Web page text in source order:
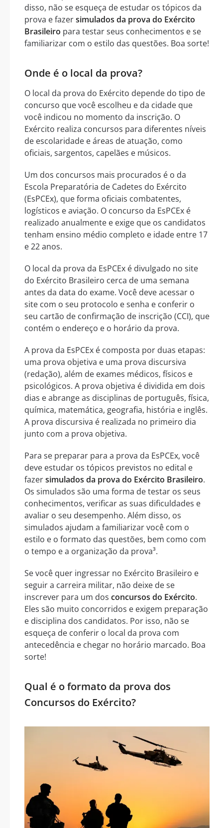
disso, não se esqueça de estudar os tópicos da
prova e fazersimulados da prova do Exército
Brasileiro para testar seus conhecimentos e se
familiarizar com o estilo das questões. Boa sorte!
Onde é o local da prova?
O local da prova do Exército depende do tipo de
concurso que você escolheu e da cidade que
você indicou no momento da inscrição. O
Exército realiza concursos para diferentes níveis
de escolaridade e áreas de atuação, como
oficiais, sargentos, capelães e músicos.
Um dos concursos mais procurados é o da
Escola Preparatória de Cadetes do Exército
(EsPCEx), que forma oficiais combatentes,
logísticos e aviação. O concurso da EsPCEx é
realizado anualmente e exige que os candidatos
tenham ensino médio completo e idade entre 17
e 22 anos.
O local da prova da EsPCEx é divulgado no site
do Exército Brasileiro cerca de uma semana
antes da data do exame. Você deve acessar o
site com o seu protocolo e senha e conferir o
seu cartão de confirmação de inscrição (CCI), que
contém o endereço e o horário da prova.
A prova da EsPCEx é composta por duas etapas:
uma prova objetiva e uma prova discursiva
(redação), além de exames médicos, físicos e
psicológicos. A prova objetiva é dividida em dois
dias e abrange as disciplinas de português, física,
química, matemática, geografia, história e inglês.
A prova discursiva é realizada no primeiro dia
junto com a prova objetiva.
Para se preparar para a prova da EsPCEx, você
deve estudar os tópicos previstos no edital e
fazersimulados da prova do Exército Brasileiro.
Os simulados são uma forma de testar os seus
conhecimentos, verificar as suas dificuldades e
avaliar o seu desempenho. Além disso, os
simulados ajudam a familiarizar você com o
estilo e o formato das questões, bem como com
o tempo e a organização da prova³.
Se você quer ingressar no Exército Brasileiro e
seguir a carreira militar, não deixe de se
inscrever para um dos concursos do Exército.
Eles são muito concorridos e exigem preparação
e disciplina dos candidatos. Por isso, não se
esqueça de conferir o local da prova com
antecedência e chegar no horário marcado. Boa
sorte!
Qual é o formato da prova dos
Concursos do Exército?